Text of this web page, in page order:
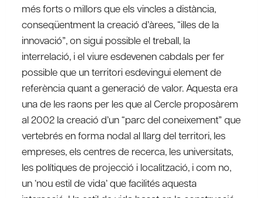
més forts o millors que els vincles a distància,
conseqüentment la creació d’àrees, “illes de la
innovació”, on sigui possible el treball, la
interrelació, i el viure esdevenen cabdals per fer
possible que un territori esdevingui element de
referència quant a generació de valor. Aquesta era
una de les raons per les que al Cercle proposàrem
al 2002 la creació d’un “parc del coneixement” que
vertebrés en forma nodal al llarg del territori, les
empreses, els centres de recerca, les universitats,
les polítiques de projecció i localització, i com no,
un ‘nou estil de vida’ que facilités aquesta